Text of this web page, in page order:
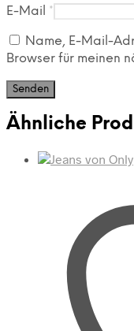
E-Mail *
Name, E-Mail-
Browser für meinen
Ähnliche